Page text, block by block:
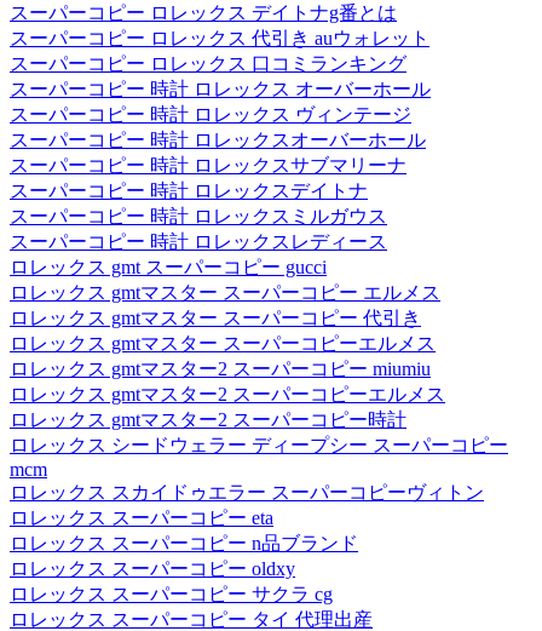
スーパーコピー ロレックス デイトナg番とは
スーパーコピー ロレックス 代引き auウォレット
スーパーコピー ロレックス 口コミランキング
スーパーコピー 時計 ロレックス オーバーホール
スーパーコピー 時計 ロレックス ヴィンテージ
スーパーコピー 時計 ロレックスオーバーホール
スーパーコピー 時計 ロレックスサブマリーナ
スーパーコピー 時計 ロレックスデイトナ
スーパーコピー 時計 ロレックスミルガウス
スーパーコピー 時計 ロレックスレディース
ロレックス gmt スーパーコピー gucci
ロレックス gmtマスター スーパーコピー エルメス
ロレックス gmtマスター スーパーコピー 代引き
ロレックス gmtマスター スーパーコピーエルメス
ロレックス gmtマスター2 スーパーコピー miumiu
ロレックス gmtマスター2 スーパーコピーエルメス
ロレックス gmtマスター2 スーパーコピー時計
ロレックス シードウェラー ディープシー スーパーコピー
mcm
ロレックス スカイドゥエラー スーパーコピーヴィトン
ロレックス スーパーコピー eta
ロレックス スーパーコピー n品ブランド
ロレックス スーパーコピー oldxy
ロレックス スーパーコピー サクラ cg
ロレックス スーパーコピー タイ 代理出産